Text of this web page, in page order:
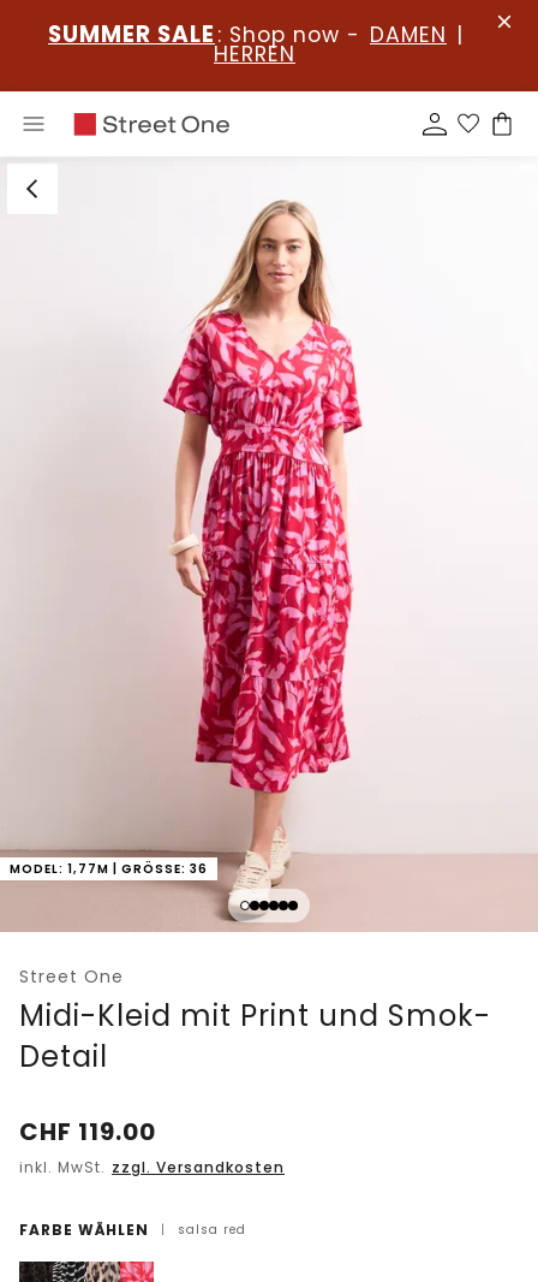
SUMMER SALE : Shop now - DAMEN |
HERREN
MODEL: 1,77M | GRÖSSE: 36
Street One
Midi-Kleid mit Print und Smok-
Detail
CHF 119.00
inkl. MwSt. zzgl. Versandkosten
FARBE WÄHLEN | salsa red